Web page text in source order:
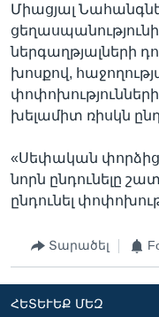
Միացյալ
ներգաղթյալների
խոսքով,
խելամիտ ռիսկն
«Սեփական փորձից
նորն ընդունելը
ընդունել
Տարածել
ՀԵՏԵՒԵՔ ՄԵԶ